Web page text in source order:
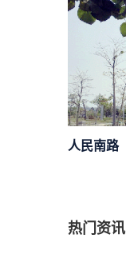
人民南路
热门资讯